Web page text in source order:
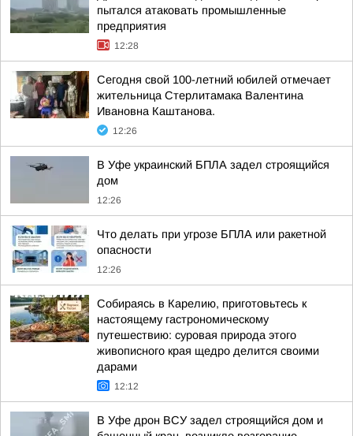
пытался атаковать промышленные
предприятия
12:28
Сегодня свой 100-летний юбилей отмечает
жительница Стерлитамака Валентина
Ивановна Каштанова.
12:26
В Уфе украинский БПЛА задел строящийся
дом
12:26
Что делать при угрозе БПЛА или ракетной
опасности
12:26
Собираясь в Карелию, приготовьтесь к
настоящему гастрономическому
путешествию: суровая природа этого
живописного края щедро делится своими
дарами
12:12
В Уфе дрон ВСУ задел строящийся дом и